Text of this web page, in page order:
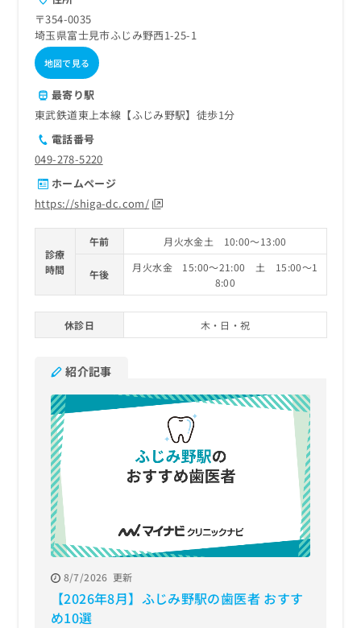
〒354-0035
埼玉県富士見市ふじみ野西1-25-1
地図で見る
最寄り駅
東武鉄道東上本線【ふじみ野駅】徒歩1分
電話番号
049-278-5220
ホームページ
https://shiga-dc.com/
診療
時間
午前 月火水金土 10:00～13:00
午後
月火水金 15:00～21:00 土 15:00～1
8:00
休診日 木・日・祝
紹介記事
8/7/2026 更新
【2026年8月】ふじみ野駅の歯医者 おすす
め10選